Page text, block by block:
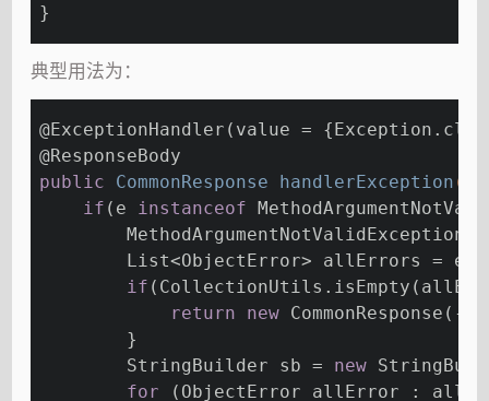
}
典型用法为：
@ExceptionHandler (value =
@ResponseBody
public CommonResponse handlerException
if (e instanceof
MethodArgumentNotValidException
List<ObjectError> allErrors =
if
return
new CommonResponse(-
        }
        StringBuilder sb =
new
for (ObjectError allError :